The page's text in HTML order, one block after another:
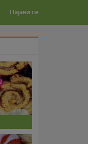
Најави се